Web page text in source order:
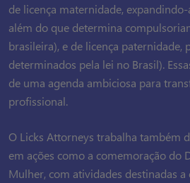
de licença maternidade,
além do que determina
brasileira), e de licença paternidade,
determinados pela lei no Brasil).
de uma agenda ambiciosa para
profissional.
O Licks Attorneys trabalha também
em ações como a comemoração do
Mulher, com atividades destinadas a